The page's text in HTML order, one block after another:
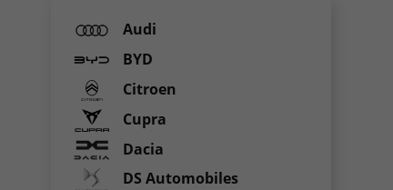
Audi
BYD
Citroen
Cupra
Dacia
DS Automobiles